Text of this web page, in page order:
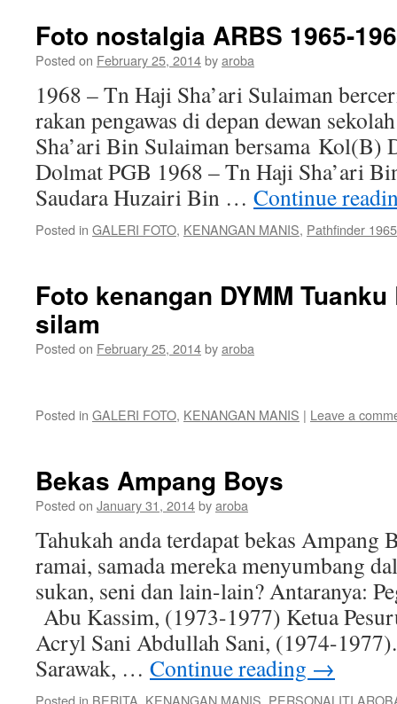
Foto nostalgia ARBS 1965-
Posted on February 25, 2014byaroba
1968 – Tn Haji Sha’ari Sulaiman
rakan pengawas di depan dewan
Sha’ari Bin Sulaiman bersama Kol(B)
Dolmat PGB 1968 – Tn Haji Sha’ari
Saudara Huzairi Bin … Continue
Posted in GALERI FOTO, KENANGAN MANIS, Pathfinder 1965
Foto kenangan DYMM
silam
Posted on February 25, 2014byaroba
Posted in GALERI FOTO, KENANGAN MANIS | Leave a
Bekas Ampang Boys
Posted on January 31, 2014byaroba
Tahukah anda terdapat bekas Ampang
ramai, samada mereka menyumbang
sukan, seni dan lain-lain? Antaranya:
Abu Kassim, (1973-1977) Ketua
Acryl Sani Abdullah Sani, (1974-
Sarawak, … Continue reading →
Posted in BERITA, KENANGAN MANIS, PERSONALITI